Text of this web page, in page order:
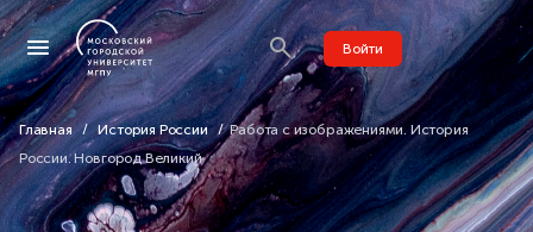
Войти
Главная История России
Работа с изображениями. История
России. Новгород Великий